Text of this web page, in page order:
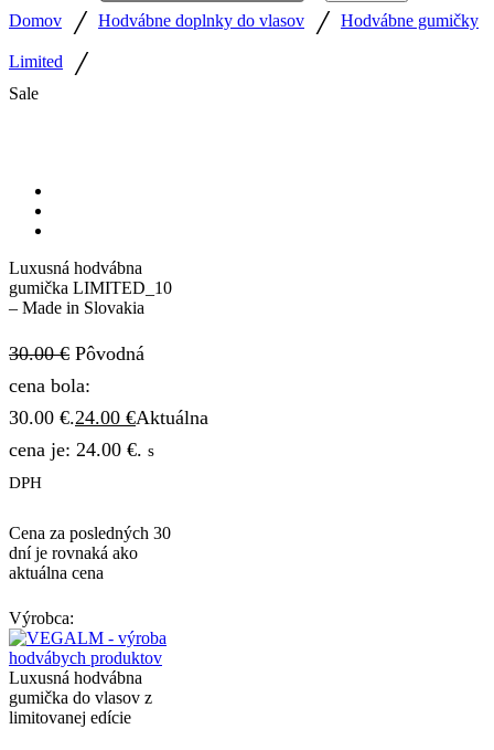
Domov / Hodvábne doplnky do vlasov / Hodvábne gumičky
Limited /
Sale
Luxusná hodvábna
gumička LIMITED_10
– Made in Slovakia
30.00€ Pôvodná
cena bola:
30.00 €.24.00 €Aktuálna
cena je: 24.00 €. s
DPH
Cena za posledných 30
dní je rovnaká ako
aktuálna cena
Výrobca:
Luxusná hodvábna
gumička do vlasov z
limitovanej edície